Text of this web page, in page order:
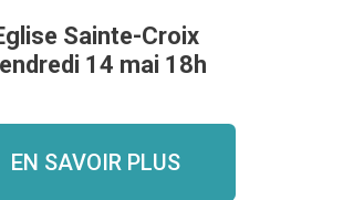
Sainte-Croix
14 mai 18h
EN SAVOIR PLUS